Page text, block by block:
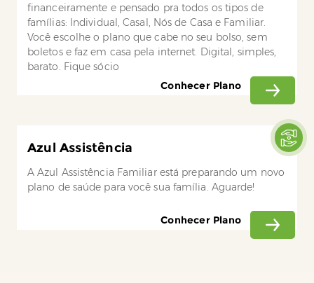
financeiramente e pensado pra todos os tipos de
famílias: Individual, Casal, Nós de Casa e Familiar.
Você escolhe o plano que cabe no seu bolso, sem
boletos e faz em casa pela internet. Digital, simples,
barato. Fique sócio
Conhecer Plano
Azul Assistência
A Azul Assistência Familiar está preparando um novo
plano de saúde para você sua família. Aguarde!
Conhecer Plano